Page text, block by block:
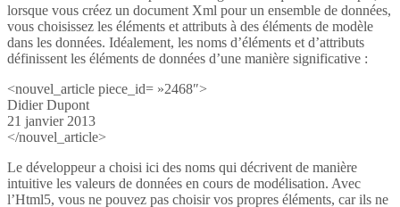
lorsque vous créez un document Xml pour un ensemble de données,
vous choisissez les éléments et attributs à des éléments de modèle
dans les données. Idéalement, les noms d’éléments et d’attributs
définissent les éléments de données d’une manière significative :
<nouvel_article piece_id= »2468″>
Didier Dupont
21 janvier 2013
</nouvel_article>
Le développeur a choisi ici des noms qui décrivent de manière
intuitive les valeurs de données en cours de modélisation. Avec
l’Html5, vous ne pouvez pas choisir vos propres éléments, car ils ne